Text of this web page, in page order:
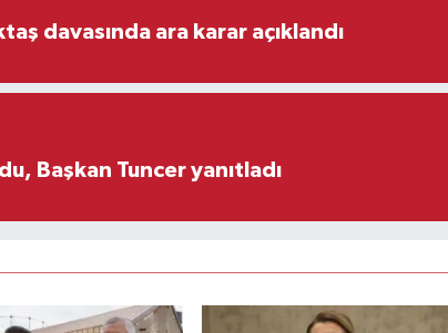
davasında ara karar açıklandı
Başkan Tuncer yanıtladı